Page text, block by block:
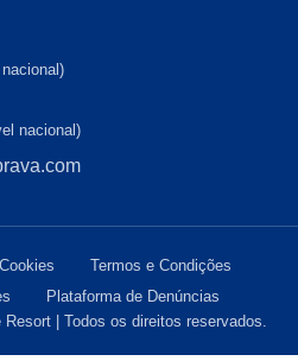
nacional)
| Todos os direitos reservados.
Termos e Condições
Plataforma de Denúncias